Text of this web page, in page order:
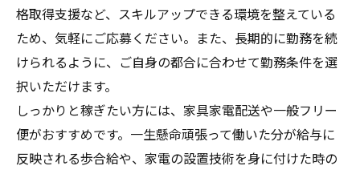
格取得支援など、スキルアップできる環境を整えている
ため、気軽にご応募ください。また、長期的に勤務を続
けられるように、ご自身の都合に合わせて勤務条件を選
択いただけます。
しっかりと稼ぎたい方には、家具家電配送や一般フリー
便がおすすめです。一生懸命頑張って働いた分が給与に
反映される歩合給や、家電の設置技術を身に付けた時の